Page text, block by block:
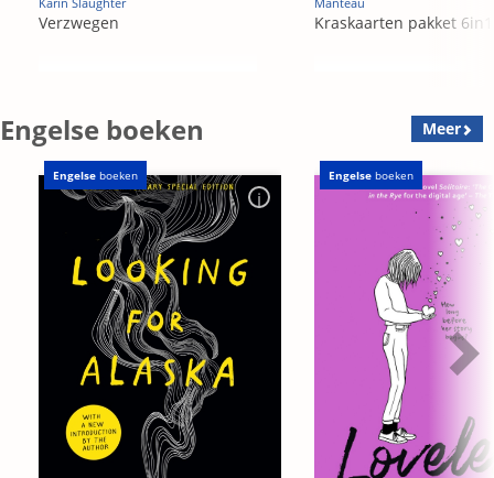
Verzwegen Kraskaarten pakket 6in1
Engelse boeken Meer
Engelse boeken Engelse boeken